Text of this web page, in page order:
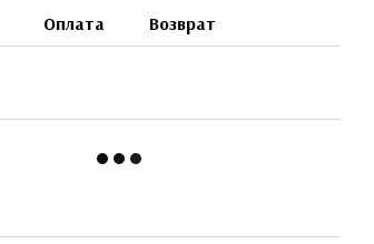
Оплата Возврат